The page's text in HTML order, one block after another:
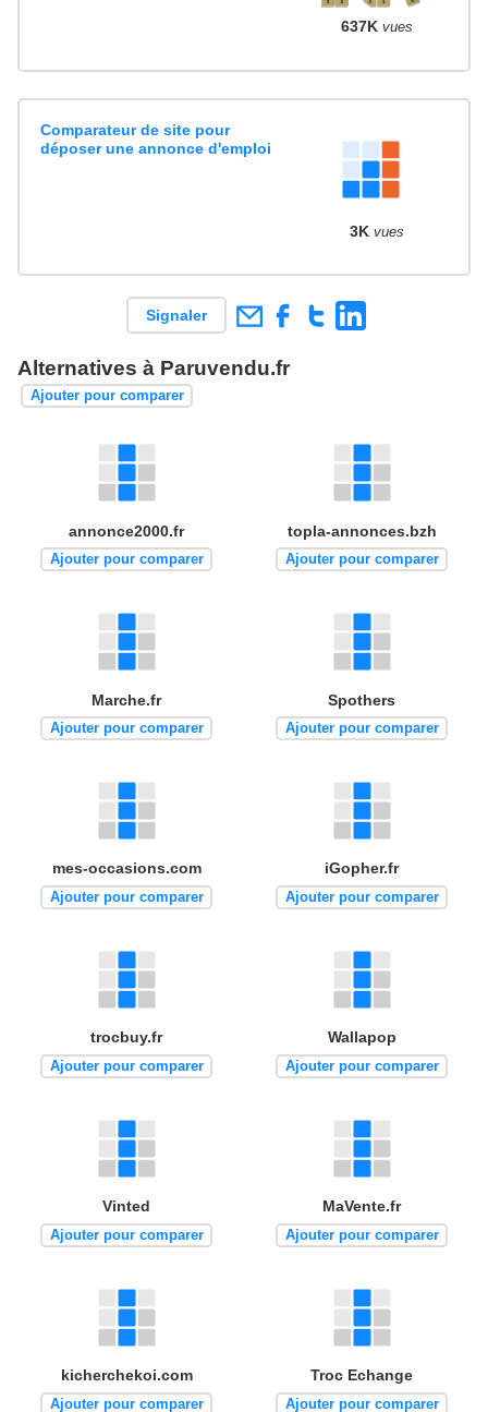
637K vues
Comparateur de site pour
déposer une annonce d'emploi
3K vues
Signaler
Alternatives à Paruvendu.fr
Ajouter pour comparer
annonce2000.fr
Ajouter pour comparer
topla-annonces.bzh
Ajouter pour comparer
Marche.fr
Ajouter pour comparer
Spothers
Ajouter pour comparer
mes-occasions.com
Ajouter pour comparer
iGopher.fr
Ajouter pour comparer
trocbuy.fr
Ajouter pour comparer
Wallapop
Ajouter pour comparer
Vinted
Ajouter pour comparer
MaVente.fr
Ajouter pour comparer
kicherchekoi.com
Ajouter pour comparer
Troc Echange
Ajouter pour comparer